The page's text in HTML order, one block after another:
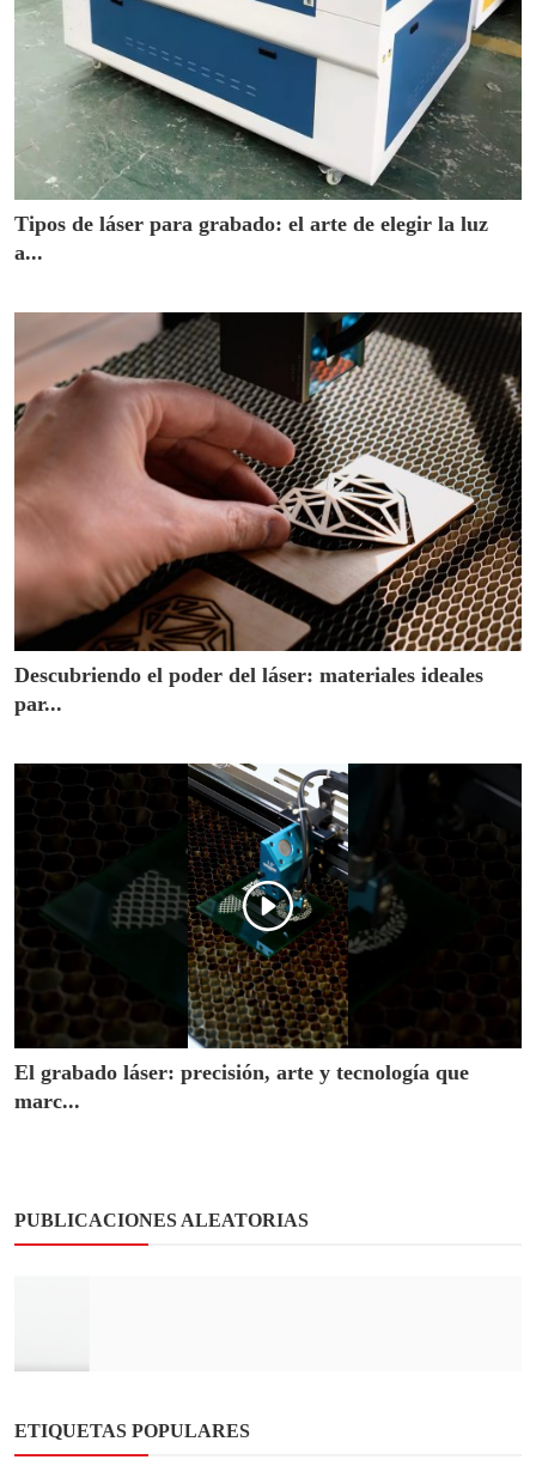
Tipos de láser para grabado: el arte de elegir la luz
a...
Descubriendo el poder del láser: materiales ideales
par...
El grabado láser: precisión, arte y tecnología que
marc...
PUBLICACIONES ALEATORIAS
🟡 Ideas
Corte láser en acrílico: precisión milimétrica